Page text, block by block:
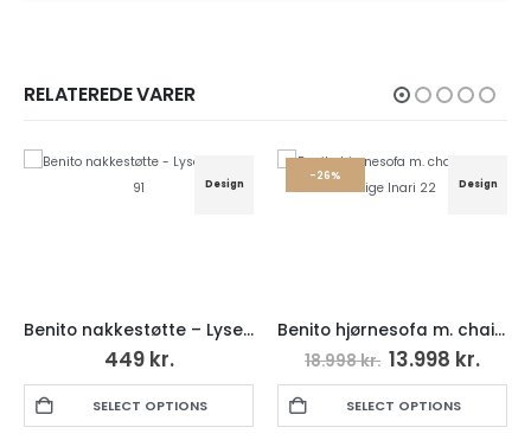
RELATEREDE VARER
Design
Benito nakkestøtte – Lysegrå Inari 91
449 kr.
SELECT OPTIONS
-26%
Design
Benito hjørnesofa m. chais højre – Beige Inari 22
18.998kr. 13.998 kr.
SELECT OPTIONS